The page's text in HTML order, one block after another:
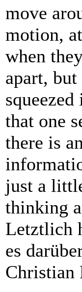
move
motion,
when
apart,
that one
there is
just a
thinking
Letztlich
es
Christian